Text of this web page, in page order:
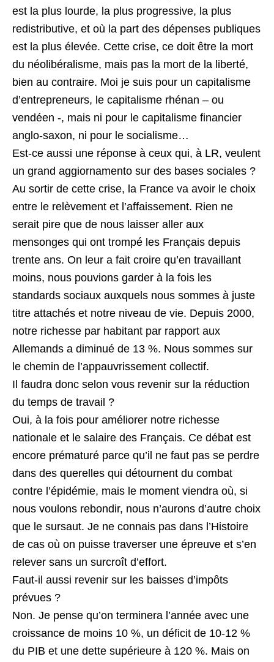
est la plus lourde, la plus progressive, la plus
redistributive, et où la part des dépenses publiques
est la plus élevée. Cette crise, ce doit être la mort
du néolibéralisme, mais pas la mort de la liberté,
bien au contraire. Moi je suis pour un capitalisme
d’entrepreneurs, le capitalisme rhénan – ou
vendéen -, mais ni pour le capitalisme financier
anglo-saxon, ni pour le socialisme…
Est-ce aussi une réponse à ceux qui, à LR, veulent
un grand aggiornamento sur des bases sociales ?
Au sortir de cette crise, la France va avoir le choix
entre le relèvement et l’affaissement. Rien ne
serait pire que de nous laisser aller aux
mensonges qui ont trompé les Français depuis
trente ans. On leur a fait croire qu’en travaillant
moins, nous pouvions garder à la fois les
standards sociaux auxquels nous sommes à juste
titre attachés et notre niveau de vie. Depuis 2000,
notre richesse par habitant par rapport aux
Allemands a diminué de 13 %. Nous sommes sur
le chemin de l’appauvrissement collectif.
Il faudra donc selon vous revenir sur la réduction
du temps de travail ?
Oui, à la fois pour améliorer notre richesse
nationale et le salaire des Français. Ce débat est
encore prématuré parce qu’il ne faut pas se perdre
dans des querelles qui détournent du combat
contre l’épidémie, mais le moment viendra où, si
nous voulons rebondir, nous n’aurons d’autre choix
que le sursaut. Je ne connais pas dans l’Histoire
de cas où on puisse traverser une épreuve et s’en
relever sans un surcroît d’effort.
Faut-il aussi revenir sur les baisses d’impôts
prévues ?
Non. Je pense qu’on terminera l’année avec une
croissance de moins 10 %, un déficit de 10-12 %
du PIB et une dette supérieure à 120 %. Mais on